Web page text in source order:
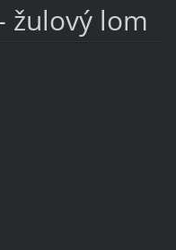
žulový lom